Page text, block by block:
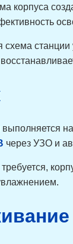
корпуса
схема
выполняется
через УЗО и